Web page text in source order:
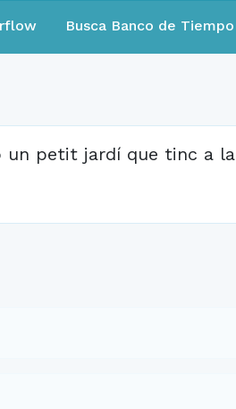
Busca Banco de Tiempo
un petit jardí que tinc a la